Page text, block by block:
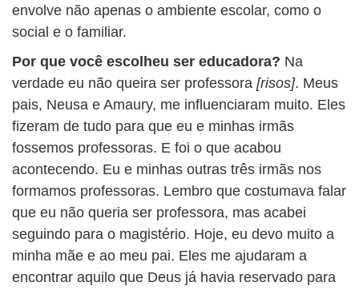
envolve não apenas o ambiente escolar, como o
social e o familiar.
Por que você escolheu ser educadora? Na
verdade eu não queira ser professora [risos]. Meus
pais, Neusa e Amaury, me influenciaram muito. Eles
fizeram de tudo para que eu e minhas irmãs
fossemos professoras. E foi o que acabou
acontecendo. Eu e minhas outras três irmãs nos
formamos professoras. Lembro que costumava falar
que eu não queria ser professora, mas acabei
seguindo para o magistério. Hoje, eu devo muito a
minha mãe e ao meu pai. Eles me ajudaram a
encontrar aquilo que Deus já havia reservado para